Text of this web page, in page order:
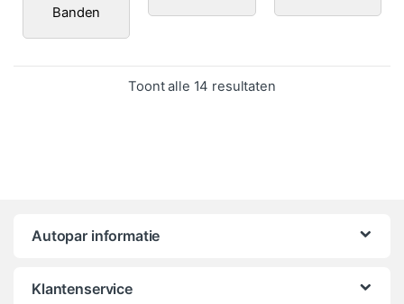
Banden
Toont alle 14 resultatenGesorteerd op
Autopar informatie
Klantenservice